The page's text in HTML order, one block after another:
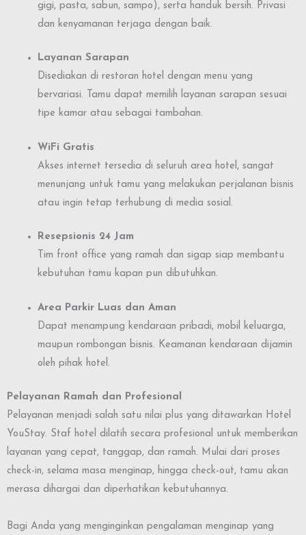
gigi, pasta, sabun, sampo), serta handuk bersih. Privasi
dan kenyamanan terjaga dengan baik.
Layanan Sarapan
Disediakan di restoran hotel dengan menu yang
bervariasi. Tamu dapat memilih layanan sarapan sesuai
tipe kamar atau sebagai tambahan.
WiFi Gratis
Akses internet tersedia di seluruh area hotel, sangat
menunjang untuk tamu yang melakukan perjalanan bisnis
atau ingin tetap terhubung di media sosial.
Resepsionis 24 Jam
Tim front office yang ramah dan sigap siap membantu
kebutuhan tamu kapan pun dibutuhkan.
Area Parkir Luas dan Aman
Dapat menampung kendaraan pribadi, mobil keluarga,
maupun rombongan bisnis. Keamanan kendaraan dijamin
oleh pihak hotel.
Pelayanan Ramah dan Profesional
Pelayanan menjadi salah satu nilai plus yang ditawarkan Hotel
YouStay. Staf hotel dilatih secara profesional untuk memberikan
layanan yang cepat, tanggap, dan ramah. Mulai dari proses
check-in, selama masa menginap, hingga check-out, tamu akan
merasa dihargai dan diperhatikan kebutuhannya.
Bagi Anda yang menginginkan pengalaman menginap yang